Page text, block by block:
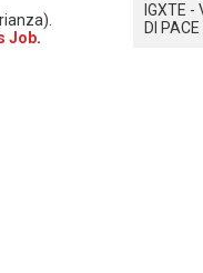
Job.
IGXTE -
DI